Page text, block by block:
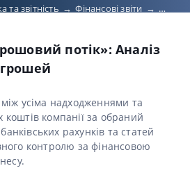
та звітність → Фінансові звіти → Звіт
потік»: Аналіз
усіма надходженнями та
компанії за обраний
рахунків та статей
контролю за фінансовою